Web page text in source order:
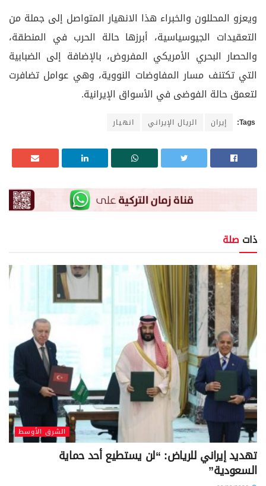
ويعزو المحللون والخبراء هذا الانهيار المتواصل إلى جملة من
التعقيدات الجيوسياسية، أبرزها حالة الحرب في المنطقة،
والحصار البحري الأمريكي المفروض، بالإضافة إلى الضبابية
التي تكتنف مسار المفاوضات النووية، وهي عوامل تضافرت
لتعمق حالة الفوضى في الأسواق الإيرانية.
Tags: إيران الريال الإيراني انهيار
ذات صلة
الشرق الأوسط
تهديد إيراني للرياض: “لن يستطيع أحد حماية
السعودية”